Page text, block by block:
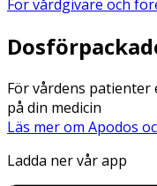
För vårdgivare och
För vårdens
på din medicin
Läs mer om Apodos
Ladda ner vår app